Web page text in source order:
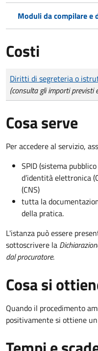
Moduli da compilare e
Costi
Tipo di pagamento
Importo
Diritti di segreteria o
(consulta gli importi previsti
Cosa serve
Per accedere al servizio,
SPID (sistema
d’identità elettronica
(CNS)
tutta la
della pratica.
L'istanza può essere
sottoscrivere la
dal procuratore.
Cosa si
Quando il procedimento
positivamente si ottiene